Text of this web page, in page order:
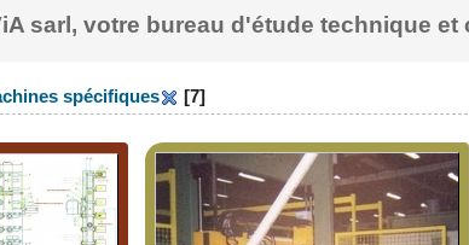
sarl, votre bureau d'étude technique
spécifiques [7]